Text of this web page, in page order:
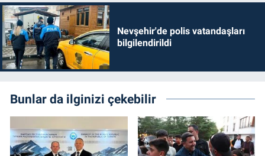
Nevşehir'de polis vatandaşları
bilgilendirildi
Bunlar da ilginizi çekebilir